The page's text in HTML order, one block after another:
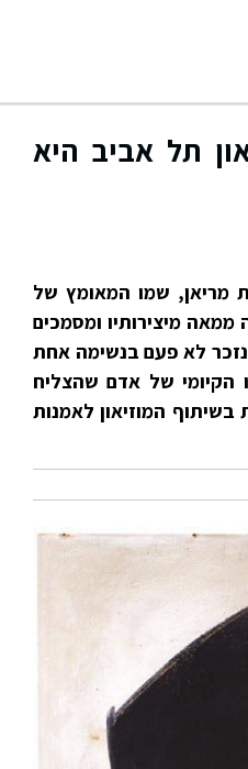
תל אביב היא
מריאן, שמו המאומץ של
מציגה למעלה ממאה מיצירותיו ומסמכים
לא פעם בנשימה אחת
הקיומי של אדם שהצליח
המוזיאון לאמנות